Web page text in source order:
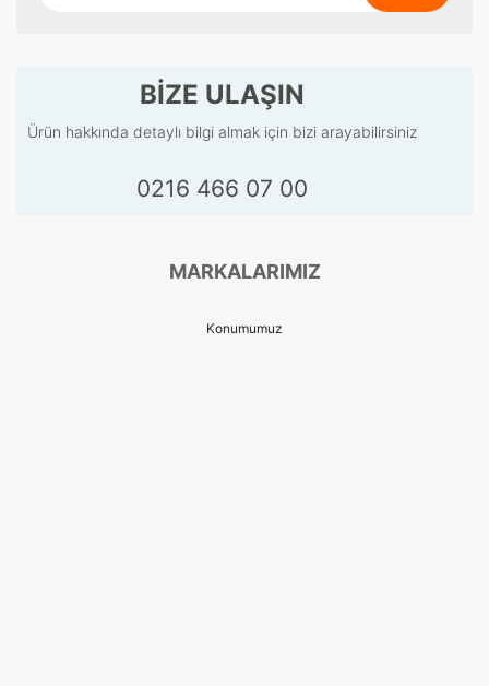
BİZE ULAŞIN
Ürün hakkında detaylı bilgi almak için bizi arayabilirsiniz
0216 466 07 00
MARKALARIMIZ
Konumumuz